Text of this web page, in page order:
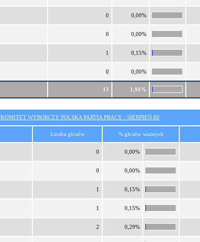
0 0,00%
0 0,00%
1 0,15%
0 0,00%
13 1,91%
KOMITET WYBORCZY POLSKA PARTIA PRACY - SIERPIEŃ 80
Liczba głosów % głosów ważnych
0 0,00%
0 0,00%
1 0,15%
1 0,15%
2 0,29%